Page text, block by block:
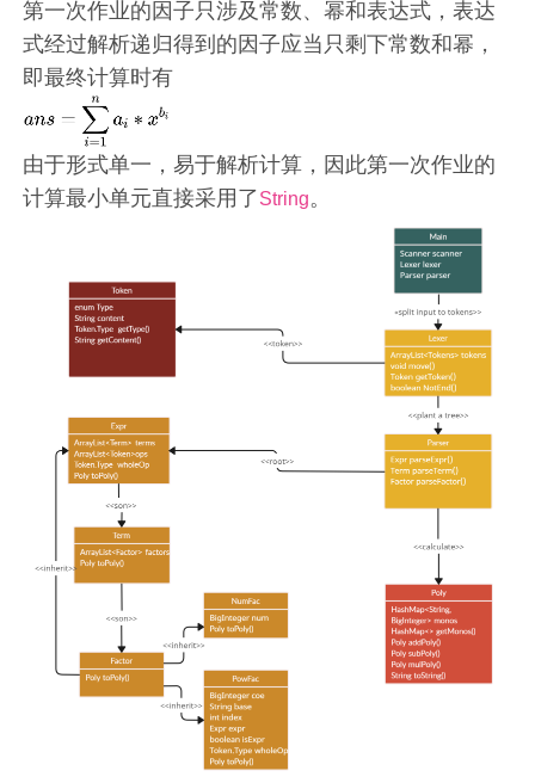
第一次作业的因子只涉及常数、幂和表达式，表达
式经过解析递归得到的因子应当只剩下常数和幂，
即最终计算时有
由于形式单一，易于解析计算，因此第一次作业的
计算最小单元直接采用了String。